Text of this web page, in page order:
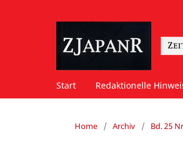
Start Redaktionelle
Home / Archiv / Bd. 25